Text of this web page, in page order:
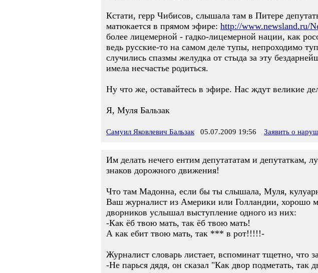
Кстати, герр Чибисов, слышала там в Питере
матюкается в прямом эфире: http://www.newsland.ru/
более лицемерной - гадко-лицемерной нации, как
ведь русские-то на самом деле тупы, непроходимо
случились спазмы желудка от стыда за эту
имела несчастье родиться.
Ну что же, оставайтесь в эфире. Нас ждут великие
Я, Муля Бальзак
Самуил Яковлевич Бальзак 05.07.2009 19:56 Заявить о
Им делать нечего ентим депутататам и депутаткам,
знаков дорожного движения!
Что там Мадонна, если бы ты слышала, Муля,
Ваш журналист из Америки или Голландии, хорошо
дворников услышал выступление одного из них:
-Как ёб твою мать, так ёб твою мать!
А как ебит твою мать, так *** в рот!!!!!-
Журналист словарь листает, вспоминат тщетно, что
-Не парься дядя, он сказал "Как двор подметать,